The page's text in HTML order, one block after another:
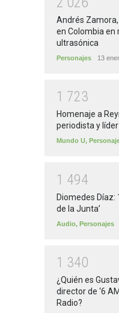
Andrés
en Colombia en
ultrasónica
Personajes 13
1 723
Homenaje a
periodista y
Mundo U,
1 494
Diomedes Díaz:
de la Junta’
Audio, Personajes
1 340
¿Quién es
director de ‘6
Radio?